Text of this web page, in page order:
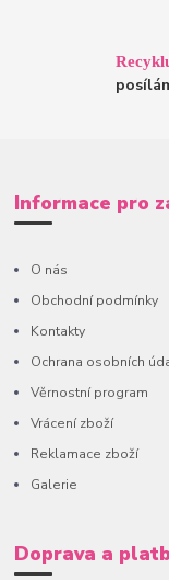
Informace pro
O nás
Obchodní podmínky
Kontakty
Ochrana osobních
Věrnostní program
Vrácení zboží
Reklamace zboží
Galerie
Doprava a